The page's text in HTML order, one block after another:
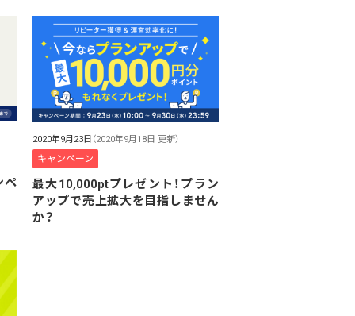
ペ
2020年9月23日 （2020年9月18日 更新）
キャンペーン
最大10,000ptプレゼント！プラン
アップで売上拡大を目指しません
か？